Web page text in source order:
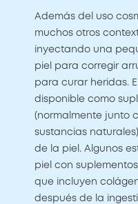
Además del uso
muchos otros
inyectando una
piel para corregir
para curar heridas.
disponible como
(normalmente junto
sustancias
de la piel. Algunos
piel con
que incluyen
después de la